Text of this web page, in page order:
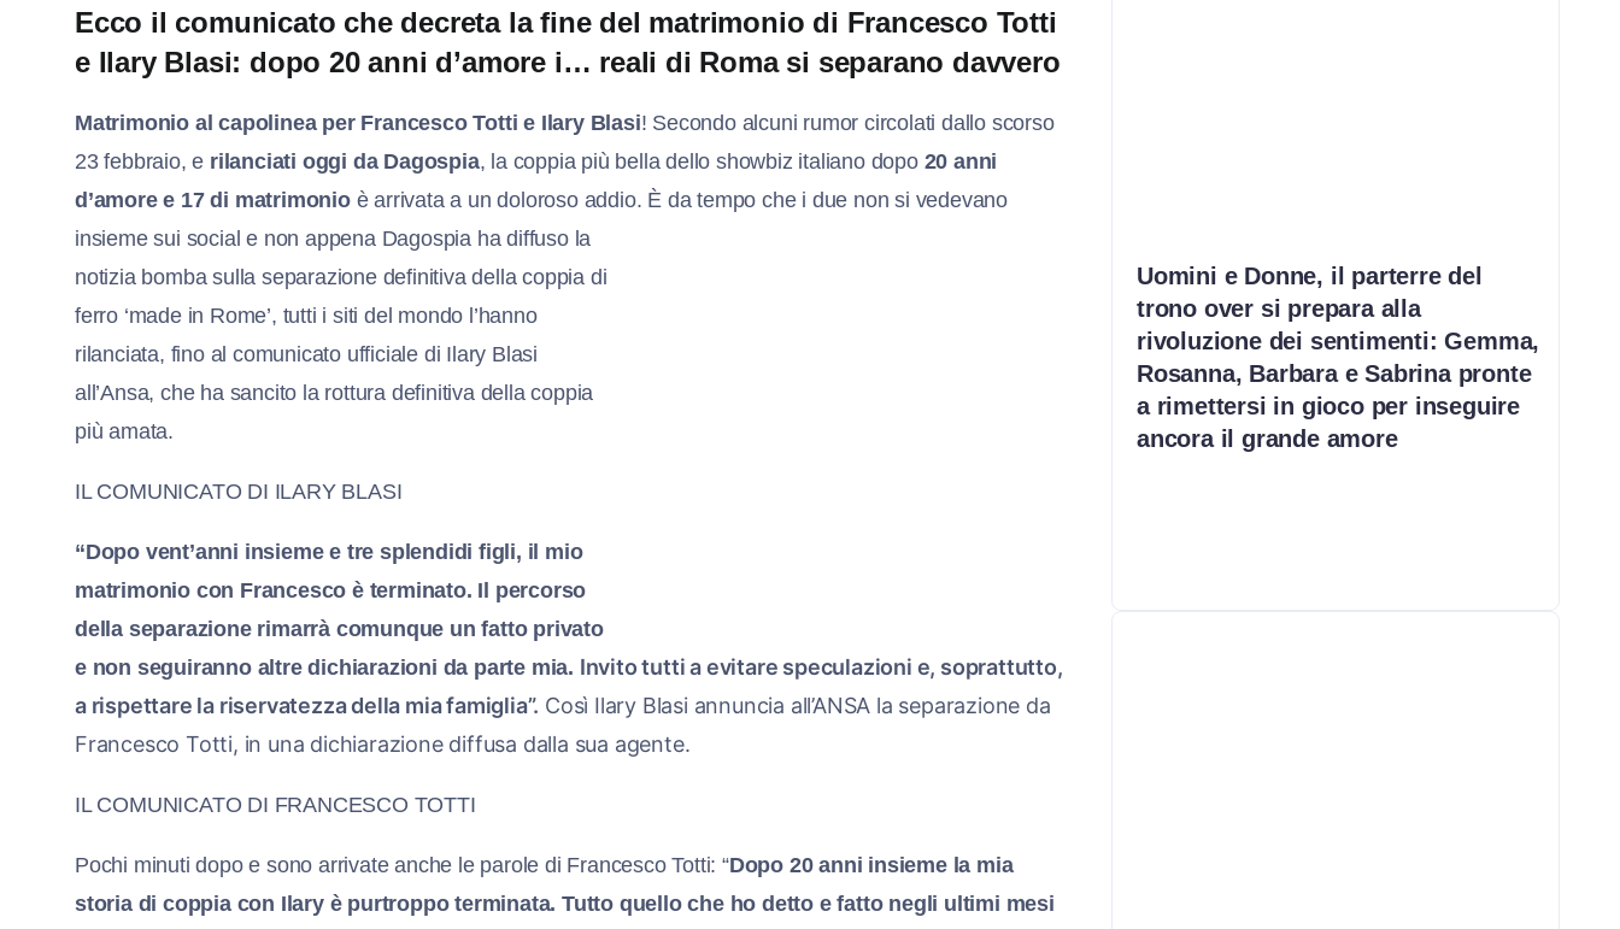
Ecco il comunicato che decreta la fine del matrimonio di Francesco Totti
e Ilary Blasi: dopo 20 anni d’amore i… reali di Roma si separano davvero
Matrimonio al capolinea per Francesco Totti e Ilary Blasi! Secondo alcuni rumor circolati dallo scorso
23 febbraio, e rilanciati oggi da Dagospia, la coppia più bella dello showbiz italiano dopo 20 anni
d’amore e 17 di matrimonioè arrivata a un doloroso addio. È da tempo che i due non si vedevano
insieme sui social e non appena Dagospia hadiffuso la
notizia bomba sulla separazione definitiva della coppia di
ferro ‘made in Rome’, tutti i siti del mondo l’hanno
rilanciata, fino al comunicato ufficiale di Ilary Blasi
all’Ansa, che ha sancito la rottura definitiva della coppia
più amata.
IL COMUNICATO DI ILARY BLASI
“Dopo vent’anni insieme e tre splendidi figli, il mio
matrimonio con Francesco è terminato. Il percorso
della separazione rimarrà comunque un fatto privato
e non seguiranno altre dichiarazioni da parte mia. Invito tutti a evitare speculazioni e, soprattutto,
a rispettare la riservatezza della mia famiglia”. Così Ilary Blasi annuncia all’ANSA la separazione da
Francesco Totti, in una dichiarazione diffusa dalla sua agente.
IL COMUNICATO DI FRANCESCO TOTTI
Pochi minuti dopo e sono arrivate anche le parole di Francesco Totti: “Dopo 20 anni insieme la mia
storia di coppia con Ilary è purtroppo terminata. Tutto quello che ho detto e fatto negli ultimi mesi
Uomini e Donne, il parterre del
trono over si prepara alla
rivoluzione dei sentimenti: Gemma,
Rosanna, Barbara e Sabrina pronte
a rimettersi in gioco per inseguire
ancora il grande amore